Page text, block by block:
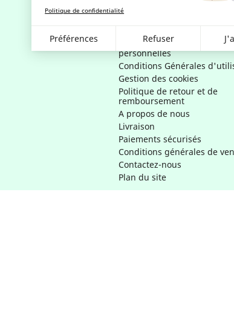
Politique de confidentialité
Préférences Refuser
Notre société
RGPD - Politique de
et d'utilisation des données
personnelles
Conditions Générales
Gestion des cookies
Politique de retour et de
remboursement
A propos de nous
Livraison
Paiements sécurisés
Conditions générales de
Contactez-nous
Plan du site